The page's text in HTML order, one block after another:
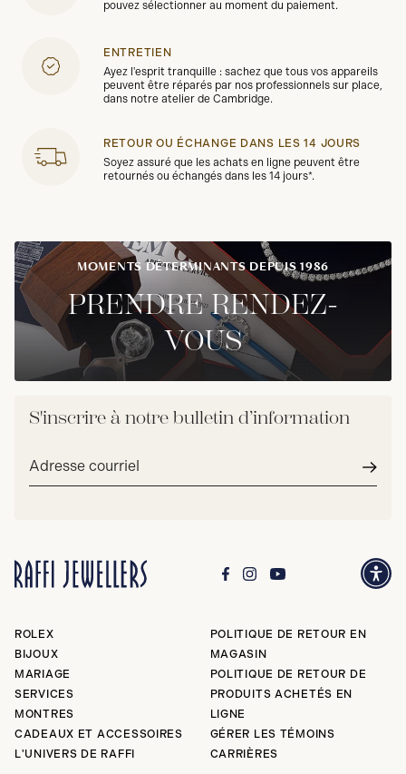
pouvez sélectionner au moment du paiement.
ENTRETIEN
Ayez l'esprit tranquille : sachez que tous vos appareils
peuvent être réparés par nos professionnels sur place,
dans notre atelier de Cambridge.
RETOUR OU ÉCHANGE DANS LES 14 JOURS
Soyez assuré que les achats en ligne peuvent être
retournés ou échangés dans les 14 jours*.
MOMENTS DÉTERMINANTS DEPUIS 1986
PRENDRE RENDEZ-
VOUS
S'inscrire à notre bulletin d’information
Adresse
ROLEX
BIJOUX
MARIAGE
SERVICES
MONTRES
CADEAUX ET ACCESSOIRES
L'UNIVERS DE RAFFI
POLITIQUE DE RETOUR EN
MAGASIN
POLITIQUE DE RETOUR DE
PRODUITS ACHETÉS EN
LIGNE
GÉRER LES TÉMOINS
CARRIÈRES